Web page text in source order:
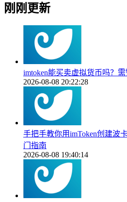
刚刚更新
imtoken能买卖虚拟货币吗？
2026-08-08 20:22:28
手把手教你用imToken创建波
门指南
2026-08-08 19:40:14